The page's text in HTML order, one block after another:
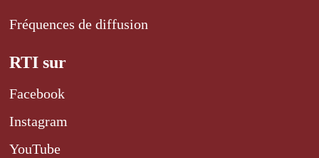
Fréquences de diffusion
RTI sur
Facebook
Instagram
YouTube